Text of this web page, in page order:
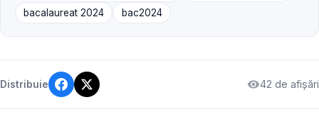
bacalaureat 2024
bac2024
Distribuie 42 de afișări